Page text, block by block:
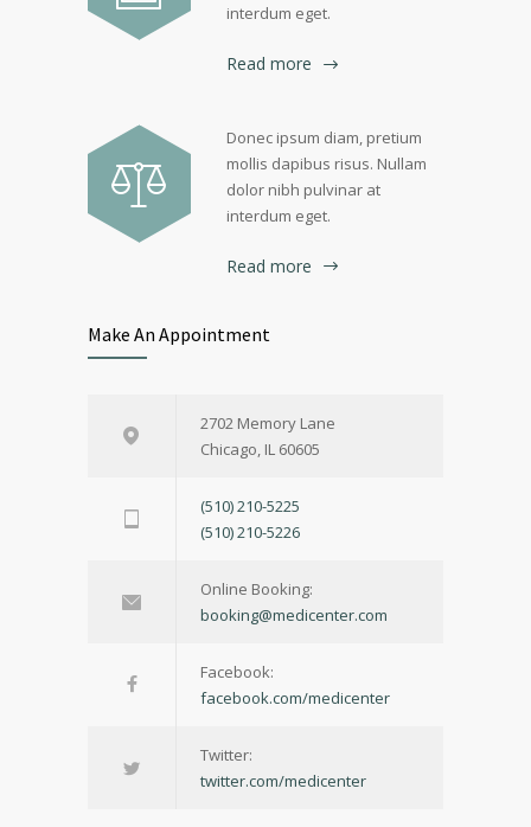
interdum eget.
Read more
Donec ipsum diam, pretium
mollis dapibus risus. Nullam
dolor nibh pulvinar at
interdum eget.
Read more
Make An Appointment
2702 Memory Lane
Chicago, IL 60605
(510) 210-5225
(510) 210-5226
Online Booking:
booking@medicenter.com
Facebook:
facebook.com/medicenter
Twitter:
twitter.com/medicenter